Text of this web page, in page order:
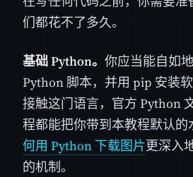
们都花不了多久。
基础 Python。 你应当能自如
Python 脚本，并用 pip 安装
接触这门语言，官方 Python
程都能把你带到本教程默认的
何用 Python 下载图片更深入
的机制。